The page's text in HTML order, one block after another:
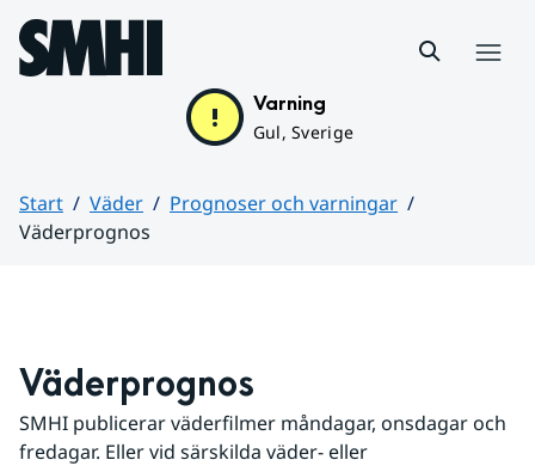
Hoppa till sidans innehåll
Varning
Gul, Sverige
Start Väder
Prognoser och varningar
Väderprognos
Väderprognos
SMHI publicerar väderfilmer måndagar, onsdagar och
fredagar. Eller vid särskilda väder- eller